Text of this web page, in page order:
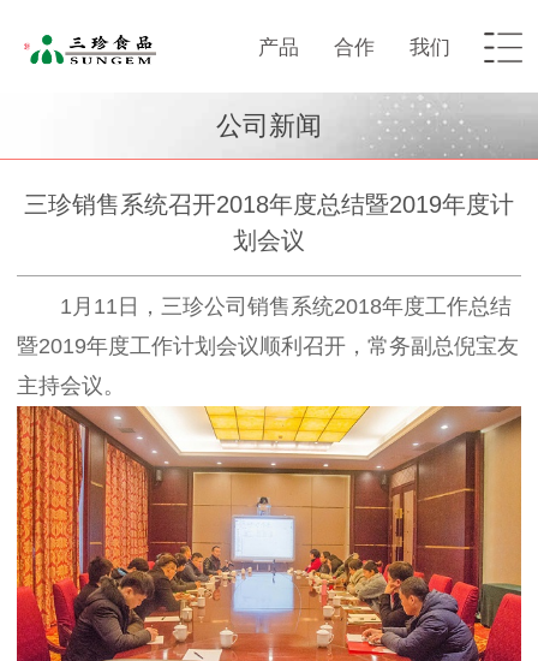
产品 合作 我们
公司新闻
三珍销售系统召开2018年度总结暨2019年度计
划会议
1 月 11 日，三珍公司销售系统2018年度工作总结
暨2019年度工作计划会议顺利召开，常务副总倪宝友
主持会议。